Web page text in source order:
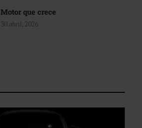
Motor que crece
30 abril, 2026